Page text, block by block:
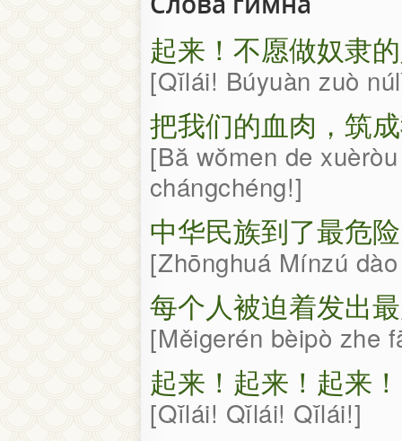
起来！不愿做奴隶
Qĭlái! Búyuàn zuò
把我们的血肉，筑
Bă wŏmen de
chángchéng!
中华民族到了最危
Zhōnghuá Mínzú
每个人被迫着发出
Měigerén bèipò zhe
起来！起来！起来！
Qĭlái! Qĭlái! Qĭlái!